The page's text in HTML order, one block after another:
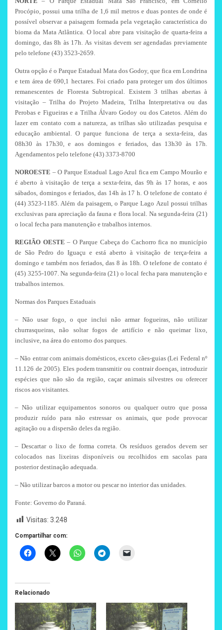
Procópio, possui uma trilha de 1,6 mil metros e duas pontes de onde é
possível observar a paisagem formada pela vegetação característica do
bioma da Mata Atlântica. O local abre para visitação de quarta-feira a
domingo, das 8h às 17h. As visitas devem ser agendadas previamente
pelo telefone (43) 3523-2659.
Outra opção é o Parque Estadual Mata dos Godoy, que fica em Londrina
e tem área de 690,1 hectares. Foi criado para proteger um dos últimos
remanescentes de Floresta Subtropical. Existem 3 trilhas abertas à
visitação – Trilha do Projeto Madeira, Trilha Interpretativa ou das
Perobas e Figueiras e a Trilha Álvaro Godoy ou dos Catetos. Além do
lazer em contato com a natureza, as trilhas são utilizadas pesquisa e
educação ambiental. O parque funciona de terça a sexta-feira, das
08h30 às 17h30, e aos domingos e feriados, das 13h30 às 17h.
Agendamentos pelo telefone (43) 3373-8700
NOROESTE – O Parque Estadual Lago Azul fica em Campo Mourão e
é aberto à visitação de terça a sexta-feira, das 9h às 17 horas, e aos
sábados, domingos e feriados, das 14h às 17 h. O telefone de contato é
(44) 3523-1185. Além da paisagem, o Parque Lago Azul possui trilhas
exclusivas para apreciação da fauna e flora local. Na segunda-feira (21)
o local fecha para manutenção e trabalhos internos.
REGIÃO OESTE – O Parque Cabeça do Cachorro fica no município
de São Pedro do Iguaçu e está aberto à visitação de terça-feira a
domingo e também nos feriados, das 8 às 18h. O telefone de contato é
(45) 3255-1007. Na segunda-feira (21) o local fecha para manutenção e
trabalhos internos.
Normas dos Parques Estaduais
– Não usar fogo, o que inclui não armar fogueiras, não utilizar
churrasqueiras, não soltar fogos de artifício e não queimar lixo,
inclusive, na área do entorno dos parques.
– Não entrar com animais domésticos, exceto cães-guias (Lei Federal nº
11.126 de 2005). Eles podem transmitir ou contrair doenças, introduzir
espécies que não são da região, caçar animais silvestres ou oferecer
riscos aos visitantes.
– Não utilizar equipamentos sonoros ou qualquer outro que possa
produzir ruído para não estressar os animais, que pode provocar
agitação ou a dispersão deles da região.
– Descartar o lixo de forma correta. Os resíduos gerados devem ser
colocados nas lixeiras disponíveis ou recolhidos em sacolas para
posterior destinação adequada.
– Não utilizar barcos a motor ou pescar no interior das unidades.
Fonte: Governo do Paraná.
Visitas: 3.248
Compartilhar com:
Relacionado